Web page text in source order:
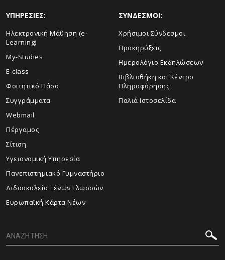
ΥΠΗΡΕΣΙΕΣ:
Ηλεκτρονική Μάθηση (e-
Learning)
My-Studies
E-class
Φοιτητικό Πάσο
Συγγράμματα
Webmail
Πέργαμος
Σίτιση
Υγειονομική Υπηρεσία
Πανεπιστημιακό Γυμναστήριο
Διδασκαλείο Ξένων Γλωσσών
Ευρωπαϊκή Κάρτα Νέων
ΣΥΝΔΕΣΜΟΙ:
Χρήσιμοι Σύνδεσμοι
Προκηρύξεις
Ημερολόγιο Εκδηλώσεων
Βιβλιοθήκη και Κέντρο
Πληροφόρησης
Παλιά Ιστοσελίδα